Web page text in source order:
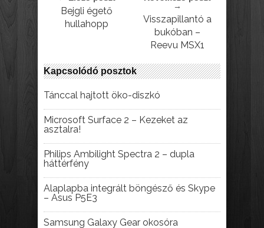
Bejgli égető
hullahopp
→
Visszapillantó a
bukóban –
Reevu MSX1
Kapcsolódó posztok
Tánccal hajtott öko-diszkó
Microsoft Surface 2 – Kezeket az
asztalra!
Philips Ambilight Spectra 2 – dupla
háttérfény
Alaplapba integrált böngésző és Skype
– Asus P5E3
Samsung Galaxy Gear okosóra